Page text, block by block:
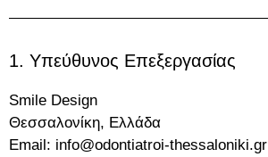
1. Υπεύθυνος Επεξεργασίας
Smile Design
Θεσσαλονίκη, Ελλάδα
Email: info@odontiatroi-thessaloniki.gr